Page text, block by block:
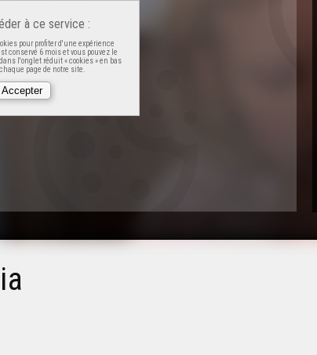
à ce service :
pour profiter d'une expérience
conservé 6 mois et vous pouvez le
l'onglet réduit « cookies » en bas
page de notre site.